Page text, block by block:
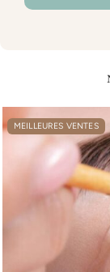
MEILLEURES VENTES